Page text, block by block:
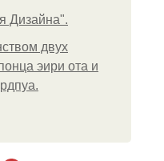
Дизайна".
двух
эири ота и